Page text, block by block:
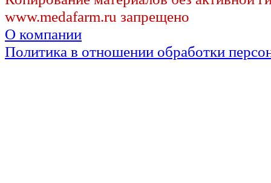
www.medafarm.ru запрещено
О компании
Политика в отношении обработки